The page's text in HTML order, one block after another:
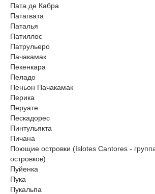
Пата де Кабра
Патагвата
Паталья
Патиллос
Патрульеро
Пачакамак
Пекенкара
Пеладо
Пеньон Пачакамак
Перика
Перуате
Пескадорес
Пинтульякта
Пичана
Поющие островки (Islotes Cantores -
островков)
Пуйенка
Пука
Пукальпа